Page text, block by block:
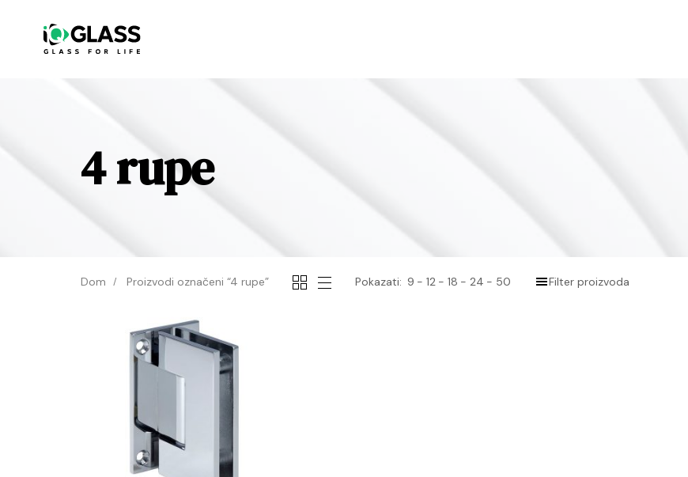
4 rupe
Dom Proizvodi označeni “4 rupe” Pokazati: 9 12 18 24 50 Filter proizvoda